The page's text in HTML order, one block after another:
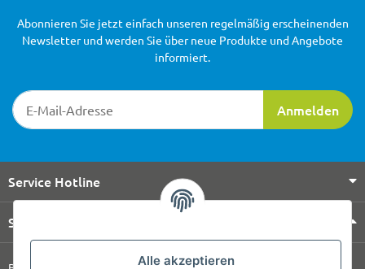
Alle akzeptieren
Newsletter-Registrierung
Anmelden
Abonnieren Sie jetzt einfach unseren regelmäßig erscheinenden
Newsletter und werden Sie über neue Produkte und Angebote
informiert.
Service Hotline
Shop Service